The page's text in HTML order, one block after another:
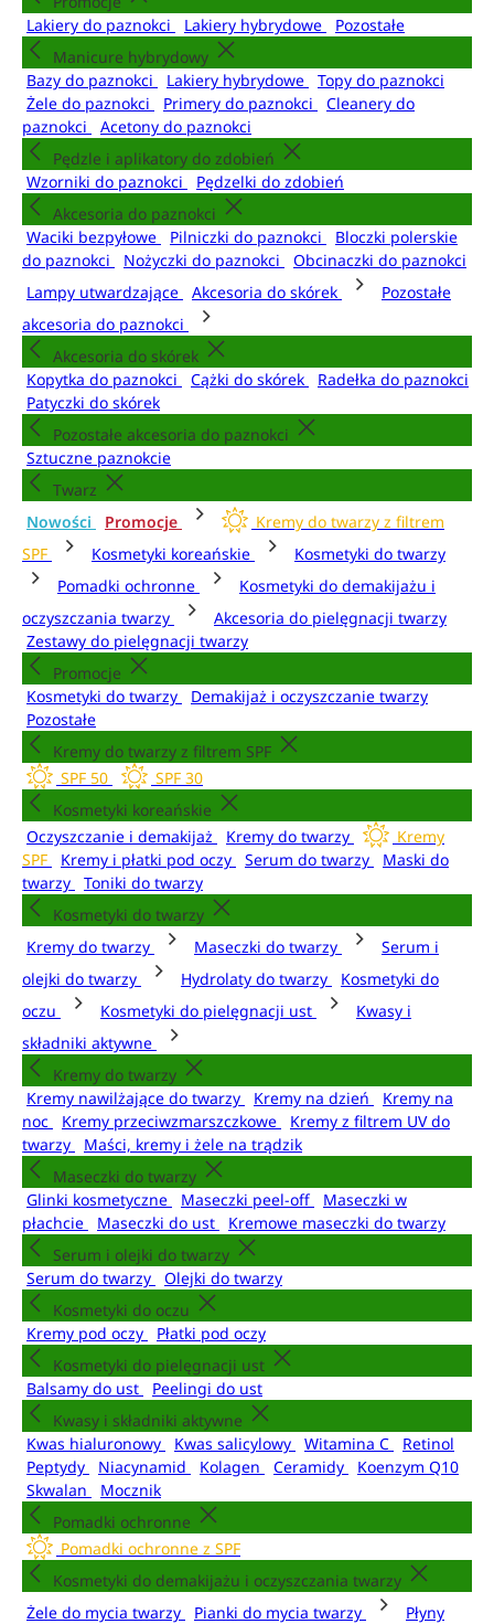
Lakiery do paznokci
Lakiery hybrydowe
Pozostałe
Manicure hybrydowy
Bazy do paznokci
Lakiery hybrydowe
Topy do paznokci
Żele do paznokci
Primery do paznokci
Cleanery do
paznokci
Acetony do paznokci
Pędzle i aplikatory do zdobień
Wzorniki do paznokci
Pędzelki do zdobień
Akcesoria do paznokci
Waciki bezpyłowe
Pilniczki do paznokci
Bloczki polerskie
do paznokci
Nożyczki do paznokci
Obcinaczki do paznokci
Lampy utwardzające
Akcesoria do skórek
Pozostałe
akcesoria do paznokci
Akcesoria do skórek
Kopytka do paznokci
Cążki do skórek
Radełka do paznokci
Patyczki do skórek
Pozostałe akcesoria do paznokci
Sztuczne paznokcie
Twarz
Nowości
Promocje
Kremy do twarzy z filtrem
SPF
Kosmetyki koreańskie
Kosmetyki do twarzy
Pomadki ochronne
Kosmetyki do demakijażu i
oczyszczania twarzy
Akcesoria do pielęgnacji twarzy
Zestawy do pielęgnacji twarzy
Promocje
Kosmetyki do twarzy
Demakijaż i oczyszczanie twarzy
Pozostałe
Kremy do twarzy z filtrem SPF
SPF 50
SPF 30
Kosmetyki koreańskie
Oczyszczanie i demakijaż
Kremy do twarzy
Kremy
SPF
Kremy i płatki pod oczy Serum do twarzy
Maski do
twarzy
Toniki do twarzy
Kosmetyki do twarzy
Kremy do twarzy
Maseczki do twarzy
Serum i
olejki do twarzy
Hydrolaty do twarzy
Kosmetyki do
oczu
Kosmetyki do pielęgnacji ust
Kwasy i
składniki aktywne
Kremy do twarzy
Kremy nawilżające do twarzy
Kremy na dzień
Kremy na
noc
Kremy przeciwzmarszczkowe
Kremy z filtrem UV do
twarzy
Maści, kremy i żele na trądzik
Maseczki do twarzy
Glinki kosmetyczne
Maseczki peel-off
Maseczki w
płachcie
Maseczki do ust
Kremowe maseczki do twarzy
Serum i olejki do twarzy
Serum do twarzy
Olejki do twarzy
Kosmetyki do oczu
Kremy pod oczy
Płatki pod oczy
Kosmetyki do pielęgnacji ust
Balsamy do ust
Peelingi do ust
Kwasy i składniki aktywne
Kwas hialuronowy
Kwas salicylowy Witamina C
Retinol
Peptydy
Niacynamid Kolagen Ceramidy
Koenzym Q10
Skwalan
Mocznik
Pomadki ochronne
Pomadki ochronne z SPF
Kosmetyki do demakijażu i oczyszczania twarzy
Żele do mycia twarzy
Pianki do mycia twarzy
Płyny